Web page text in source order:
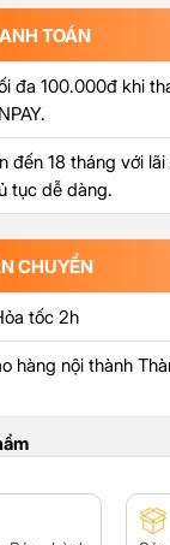
TOÁN
đa 100.000đ khi
đến 18 tháng với
tục dễ dàng.
CHUYỂN
tốc 2h
hàng nội thành